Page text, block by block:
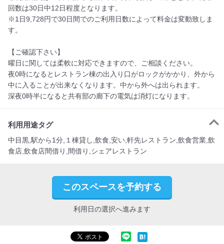
回数は30日中12日程度となります。
※1日9,728円で30日間でのご利用日数によって料金は変動致しま
す。
【ご確認下さい】
曜日に関しては柔軟に対応できますので、ご相談ください。
夜0時になるとレストラン棟の出入り口がロックがかかり、外から
中に入ることが出来なくなります。中から外へは出られます。
深夜0時半になると共有部の廊下の電気は消灯になります。
利用用途タグ
中目黒,駅から1分,１棟貸し,飲食,安い,軒先レストラン,飲食営業,飲
食店,飲食店間借り,間借り,シェアレストラン
このスペースを予約する
利用日の選択へ進みます